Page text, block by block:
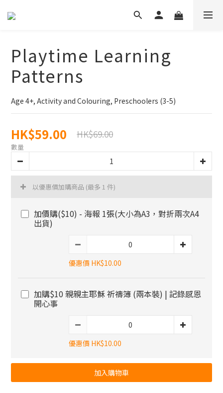
Playtime Learning
Patterns
Age 4+, Activity and Colouring, Preschoolers (3-5)
HK$59.00 HK$69.00
數量
以優惠價加購商品 (最多 1 件)
加價購($10) - 海報 1張(大小為A3，對折兩次A4
出貨)
優惠價 HK$10.00
加購$10 親親主耶穌 祈禱簿 (兩本裝) | 記錄感恩
開心事
優惠價 HK$10.00
加入購物車